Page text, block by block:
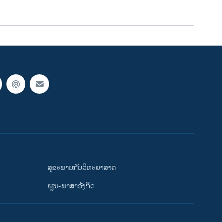
ສຸຂະພາບກັບວິທະຍາສາດ
ຮຽນ-ພາສາອັງກິດ